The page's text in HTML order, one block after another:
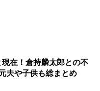
在！倉持麟太郎との不
夫や子供も総まとめ